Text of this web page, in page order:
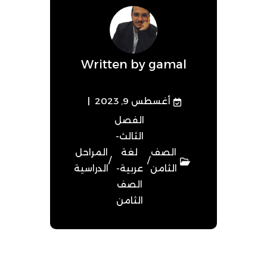
Written by gamal
أغسطس 9, 2023
الصف
الثامن
/
الفصل
الثالث-
لغة
عربية-
الصف
الثامن
/
المراحل
الدراسية